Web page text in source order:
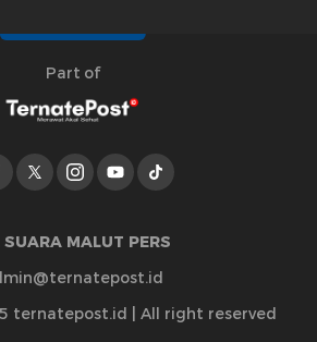
Part of
SUARA MALUT PERS
ternatepost.id | All right reserved